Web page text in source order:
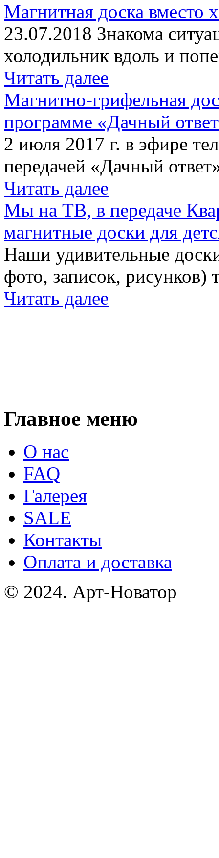
Магнитная доска вместо
23.07.2018 Знакома
холодильник вдоль и
Читать далее
Магнитно-грифельная
программе «Дачный
2 июля 2017 г. в эфире
передачей «Дачный
Читать далее
Мы на ТВ, в передаче
магнитные доски для
Наши удивительные
фото, записок,
Читать далее
Главное меню
О нас
FAQ
Галерея
SALE
Контакты
Оплата и доставка
© 2024. Арт-Новатор